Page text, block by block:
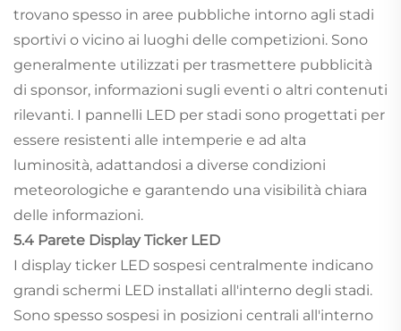
trovano spesso in aree pubbliche intorno agli stadi
sportivi o vicino ai luoghi delle competizioni. Sono
generalmente utilizzati per trasmettere pubblicità
di sponsor, informazioni sugli eventi o altri contenuti
rilevanti. I pannelli LED per stadi sono progettati per
essere resistenti alle intemperie e ad alta
luminosità, adattandosi a diverse condizioni
meteorologiche e garantendo una visibilità chiara
delle informazioni.
5.4 Parete Display Ticker LED
I display ticker LED sospesi centralmente indicano
grandi schermi LED installati all'interno degli stadi.
Sono spesso sospesi in posizioni centrali all'interno